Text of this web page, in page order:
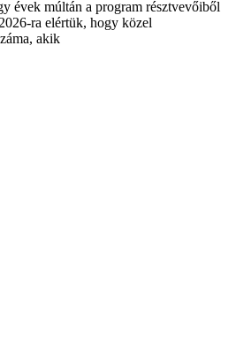
évek múltán a program résztvevőiből
ra elértük, hogy közel
akik